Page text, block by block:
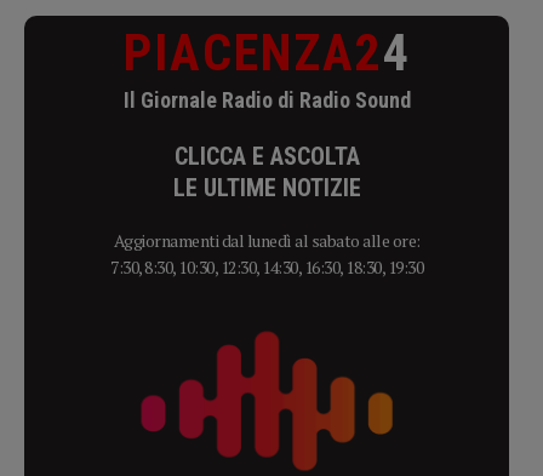
PIACENZA24
Il Giornale Radio di Radio Sound
CLICCA E ASCOLTA
LE ULTIME NOTIZIE
Aggiornamenti dal lunedì al sabato alle ore:
7:30, 8:30, 10:30, 12:30, 14:30, 16:30, 18:30, 19:30